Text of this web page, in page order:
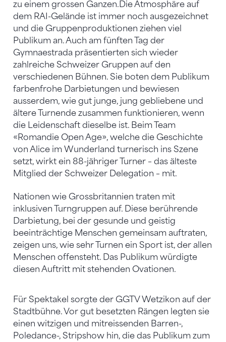
zu einem grossen Ganzen.Die Atmosphäre auf
dem RAI-Gelände ist immer noch ausgezeichnet
und die Gruppenproduktionen ziehen viel
Publikum an. Auch am fünften Tag der
Gymnaestrada präsentierten sich wieder
zahlreiche Schweizer Gruppen auf den
verschiedenen Bühnen. Sie boten dem Publikum
farbenfrohe Darbietungen und bewiesen
ausserdem, wie gut junge, jung gebliebene und
ältere Turnende zusammen funktionieren, wenn
die Leidenschaft dieselbe ist. Beim Team
«Romandie Open Age», welche die Geschichte
von Alice im Wunderland turnerisch ins Szene
setzt, wirkt ein 88-jähriger Turner – das älteste
Mitglied der Schweizer Delegation – mit.
Nationen wie Grossbritannien traten mit
inklusiven Turngruppen auf. Diese berührende
Darbietung, bei der gesunde und geistig
beeinträchtige Menschen gemeinsam auftraten,
zeigen uns, wie sehr Turnen ein Sport ist, der allen
Menschen offensteht. Das Publikum würdigte
diesen Auftritt mit stehenden Ovationen.
Für Spektakel sorgte der GGTV Wetzikon auf der
Stadtbühne. Vor gut besetzten Rängen legten sie
einen witzigen und mitreissenden Barren-,
Poledance-, Stripshow hin, die das Publikum zum